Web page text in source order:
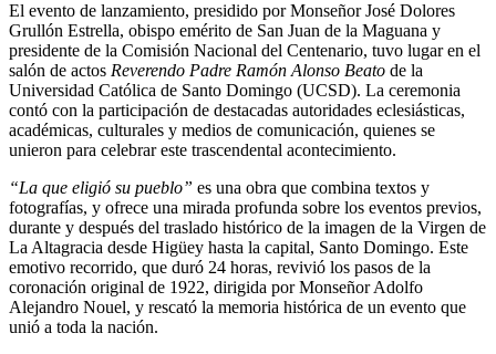
El evento de lanzamiento, presidido por Monseñor José Dolores
Grullón Estrella, obispo emérito de San Juan de la Maguana y
presidente de la Comisión Nacional del Centenario, tuvo lugar en el
salón de actos Reverendo Padre Ramón Alonso Beato de la
Universidad Católica de Santo Domingo (UCSD). La ceremonia
contó con la participación de destacadas autoridades eclesiásticas,
académicas, culturales y medios de comunicación, quienes se
unieron para celebrar este trascendental acontecimiento.
“La que eligió su pueblo” es una obra que combina textos y
fotografías, y ofrece una mirada profunda sobre los eventos previos,
durante y después del traslado histórico de la imagen de la Virgen de
La Altagracia desde Higüey hasta la capital, Santo Domingo. Este
emotivo recorrido, que duró 24 horas, revivió los pasos de la
coronación original de 1922, dirigida por Monseñor Adolfo
Alejandro Nouel, y rescató la memoria histórica de un evento que
unió a toda la nación.